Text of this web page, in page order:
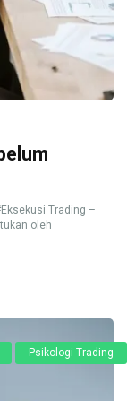
Trading –
oleh
Psikologi Trading